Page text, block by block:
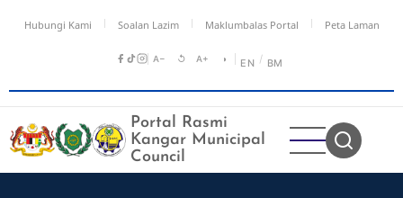
Hubungi Kami Soalan Lazim Maklumbalas Portal Peta Laman
A− ↺ A+ ◑ EN / BM
Portal Rasmi
Kangar Municipal
Council